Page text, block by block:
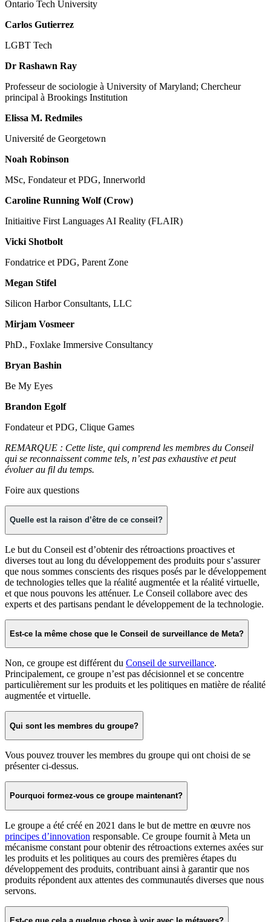
Ontario Tech University
Carlos Gutierrez
LGBT Tech
Dr Rashawn Ray
Professeur de sociologie à University of Maryland; Chercheur
principal à Brookings Institution
Elissa M. Redmiles
Université de Georgetown
Noah Robinson
MSc, Fondateur et PDG, Innerworld
Caroline Running Wolf (Crow)
Initiaitive First Languages AI Reality (FLAIR)
Vicki Shotbolt
Fondatrice et PDG, Parent Zone
Megan Stifel
Silicon Harbor Consultants, LLC
Mirjam Vosmeer
PhD., Foxlake Immersive Consultancy
Bryan Bashin
Be My Eyes
Brandon Egolf
Fondateur et PDG, Clique Games
REMARQUE : Cette liste, qui comprend les membres du Conseil
qui se reconnaissent comme tels, n’est pas exhaustive et peut
évoluer au fil du temps.
Foire aux questions
Quelle est la raison d’être de ce conseil?
Le but du Conseil est d’obtenir des rétroactions proactives et
diverses tout au long du développement des produits pour s’assurer
que nous sommes conscients des risques posés par le développement
de technologies telles que la réalité augmentée et la réalité virtuelle,
et que nous pouvons les atténuer. Le Conseil collabore avec des
experts et des partisans pendant le développement de la technologie.
Est-ce la même chose que le Conseil de surveillance de Meta?
Non, ce groupe est différent du Conseil de surveillance.
Principalement, ce groupe n’est pas décisionnel et se concentre
particulièrement sur les produits et les politiques en matière de réalité
augmentée et virtuelle.
Qui sont les membres du groupe?
Vous pouvez trouver les membres du groupe qui ont choisi de se
présenter ci-dessus.
Pourquoi formez-vous ce groupe maintenant?
Le groupe a été créé en 2021 dans le but de mettre en œuvre nos
principes d’innovation responsable. Ce groupe fournit à Meta un
mécanisme constant pour obtenir des rétroactions externes axées sur
les produits et les politiques au cours des premières étapes du
développement des produits, contribuant ainsi à garantir que nos
produits répondent aux attentes des communautés diverses que nous
servons.